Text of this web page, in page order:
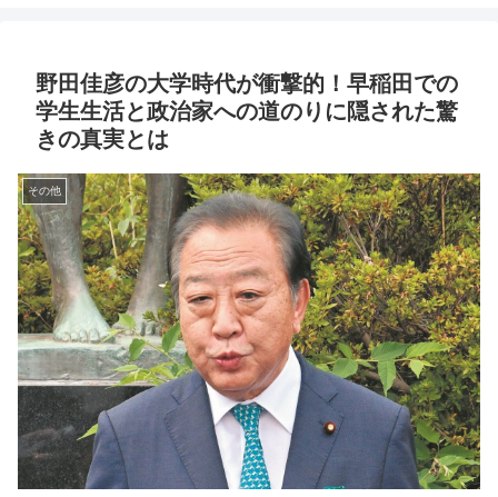
野田佳彦の大学時代が衝撃的！早稲田での
学生生活と政治家への道のりに隠された驚
きの真実とは
その他